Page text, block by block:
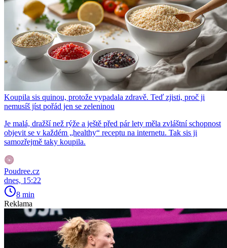
Koupila sis quinou, protože vypadala zdravě. Teď zjisti, proč ji
nemusíš jíst pořád jen se zeleninou
Je malá, dražší než rýže a ještě před pár lety měla zvláštní schopnost
objevit se v každém „healthy“ receptu na internetu. Tak sis ji
samozřejmě taky koupila.
Poudree.cz
dnes, 15:22
8 min
Reklama